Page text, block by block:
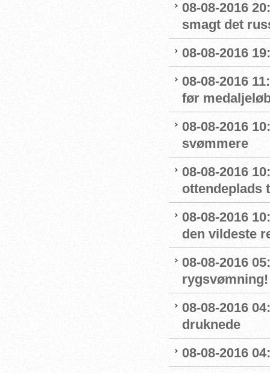
08-08-2016
smagt det
08-08-2016
08-08-2016
før
08-08-2016
svømmere
08-08-2016
ottendeplads
08-08-2016
den vildeste
08-08-2016
rygsvømning!
08-08-2016
druknede
08-08-2016